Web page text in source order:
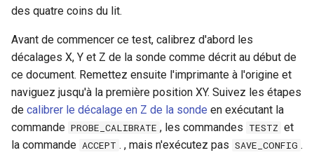
des quatre coins du lit.
Avant de commencer ce test, calibrez d'abord les
décalages X, Y et Z de la sonde comme décrit au début de
ce document. Remettez ensuite l'imprimante à l'origine et
naviguez jusqu'à la première position XY. Suivez les étapes
de calibrer le décalage en Z de la sonde en exécutant la
commande PROBE_CALIBRATE , les commandes TESTZ et
la commande ACCEPT . , mais n'exécutez pas SAVE_CONFIG .